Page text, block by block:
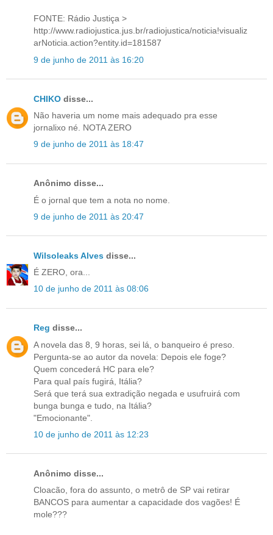
FONTE: Rádio Justiça >
http://www.radiojustica.jus.br/radiojustica/noticia!visualiz
arNoticia.action?entity.id=181587
9 de junho de 2011 às 16:20
CHIKO disse...
Não haveria um nome mais adequado pra esse
jornalixo né. NOTA ZERO
9 de junho de 2011 às 18:47
Anônimo disse...
É o jornal que tem a nota no nome.
9 de junho de 2011 às 20:47
Wilsoleaks Alves disse...
É ZERO, ora...
10 de junho de 2011 às 08:06
Reg disse...
A novela das 8, 9 horas, sei lá, o banqueiro é preso.
Pergunta-se ao autor da novela: Depois ele foge?
Quem concederá HC para ele?
Para qual país fugirá, Itália?
Será que terá sua extradição negada e usufruirá com
bunga bunga e tudo, na Itália?
"Emocionante".
10 de junho de 2011 às 12:23
Anônimo disse...
Cloacão, fora do assunto, o metrô de SP vai retirar
BANCOS para aumentar a capacidade dos vagões! É
mole???